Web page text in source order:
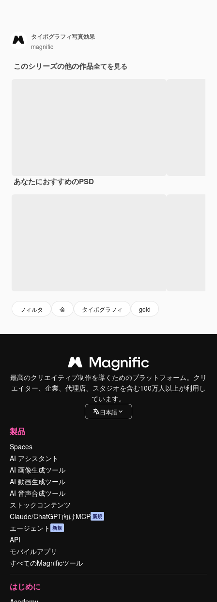
タイポグラフィ写真効果
magnific
このシリーズの他の作品全てを見る
あなたにおすすめのPSD
フィルタ 金 タイポグラフィ gold
最高のクリエイティブ制作を導くためのプラットフォーム。クリ
エイター、企業、代理店、スタジオを含む100万人以上が利用し
ています。
日本語
製品
Spaces
AI アシスタント
AI 画像生成ツール
AI 動画生成ツール
AI 音声合成ツール
ストックコンテンツ
Claude/ChatGPT向けMCP 新規
エージェント 新規
API
モバイルアプリ
すべてのMagnificツール
はじめに